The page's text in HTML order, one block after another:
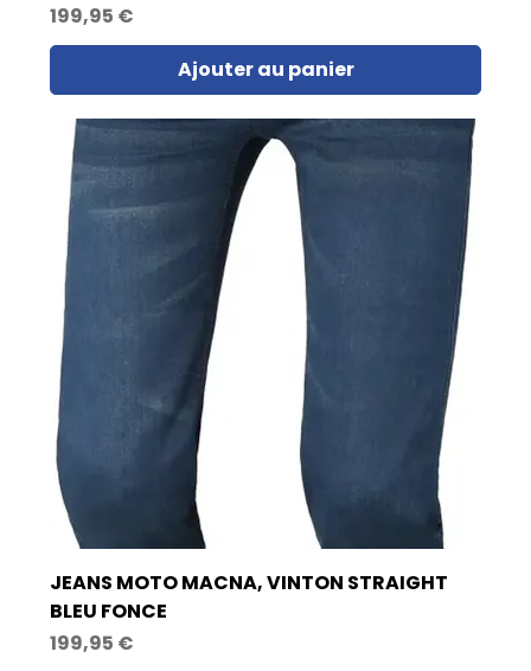
Prix
199,95 €
Ajouter au panier
JEANS MOTO MACNA, VINTON STRAIGHT
BLEU FONCE
Prix
199,95 €